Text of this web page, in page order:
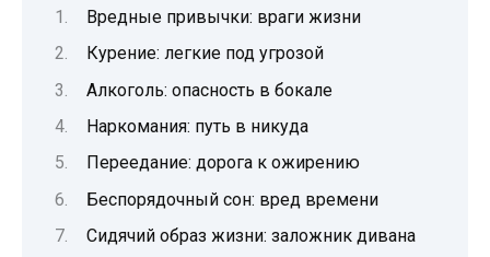
Вредные привычки: враги жизни
Курение: легкие под угрозой
Алкоголь: опасность в бокале
Наркомания: путь в никуда
Переедание: дорога к ожирению
Беспорядочный сон: вред времени
Сидячий образ жизни: заложник дивана